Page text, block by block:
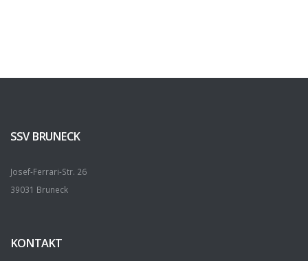
SSV BRUNECK
Josef-Ferrari-Str. 26
39031 Bruneck
KONTAKT